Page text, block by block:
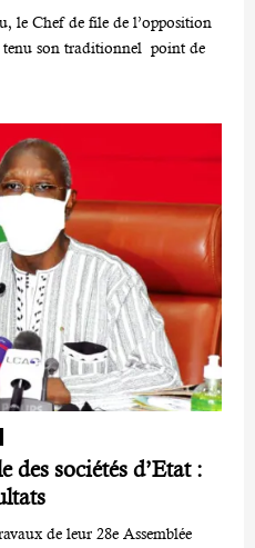
le Chef de file de l’opposition
son traditionnel point de
des sociétés d’Etat :
de leur 28e Assemblée